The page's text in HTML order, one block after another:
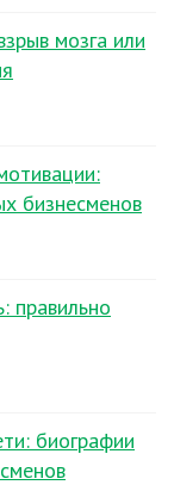
мозга или
бизнесменов
правильно
биографии